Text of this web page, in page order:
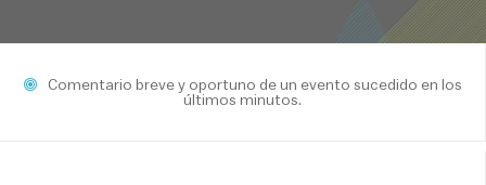
Comentario breve y oportuno de un evento sucedido en los
últimos minutos.